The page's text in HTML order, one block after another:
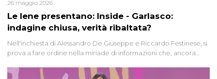
Le Iene presentano: Inside - Garlasco:
indagine chiusa, verità ribaltata?
26 maggio 2026
Nell'inchiesta di Alessandro De Giuseppe e Riccardo Festinese, si
prova a fare ordine nella miriade di informazioni che, ancora
giudiziarie più discusse degli ultimi anni. Lo speciale ricostruisce la